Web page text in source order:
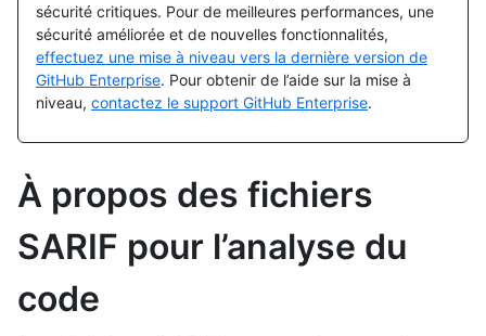
sécurité critiques. Pour de meilleures performances, une
sécurité améliorée et de nouvelles fonctionnalités,
effectuez une mise à niveau vers la dernière version de
GitHub Enterprise. Pour obtenir de l’aide sur la mise à
niveau, contactez le support GitHub Enterprise.
À propos des fichiers
SARIF pour l’analyse du
code